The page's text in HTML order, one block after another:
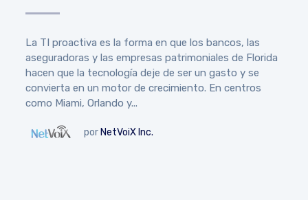
La TI proactiva es la forma en que los bancos, las
aseguradoras y las empresas patrimoniales de Florida
hacen que la tecnología deje de ser un gasto y se
convierta en un motor de crecimiento. En centros
como Miami, Orlando y...
por NetVoiX Inc.